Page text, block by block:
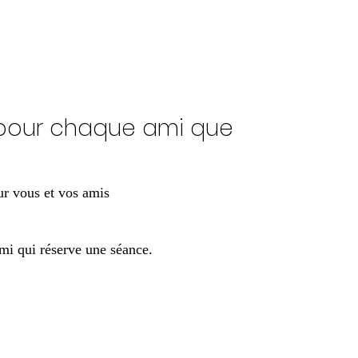
chaque ami que
vous et vos amis
qui réserve une séance.